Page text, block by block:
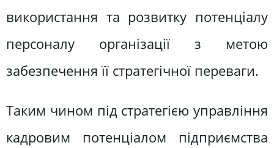
використання та розвитку потенціалу
персоналу організації з метою
забезпечення її стратегічної переваги.
Таким чином під стратегією управління
кадровим потенціалом підприємства